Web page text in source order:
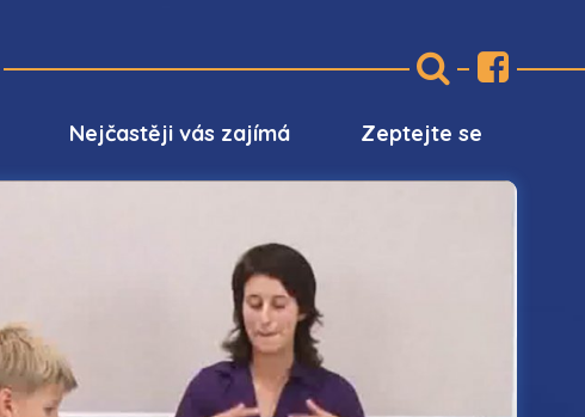
Nejčastěji vás zajímá Zeptejte se